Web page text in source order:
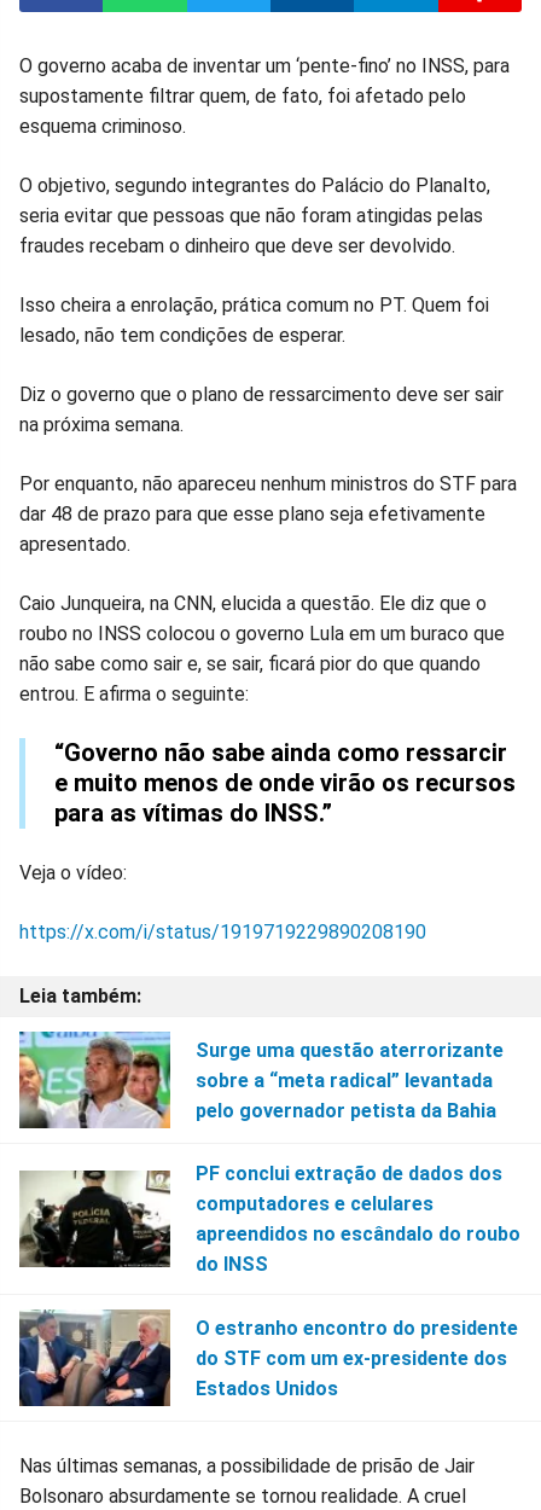
Compartilhar
no
Facebook
Compartilhar
no
Whatsapp
Compartilhar
Twitter
Compartilhar
Messenger
Compartilhar
TelegramGettr
O governo acaba de inventar um ‘pente-fino’ no INSS, para
supostamente filtrar quem, de fato, foi afetado pelo
esquema criminoso.
O objetivo, segundo integrantes do Palácio do Planalto,
seria evitar que pessoas que não foram atingidas pelas
fraudes recebam o dinheiro que deve ser devolvido.
Isso cheira a enrolação, prática comum no PT. Quem foi
lesado, não tem condições de esperar.
Diz o governo que o plano de ressarcimento deve ser sair
na próxima semana.
Por enquanto, não apareceu nenhum ministros do STF para
dar 48 de prazo para que esse plano seja efetivamente
apresentado.
Caio Junqueira, na CNN, elucida a questão. Ele diz que o
roubo no INSS colocou o governo Lula em um buraco que
não sabe como sair e, se sair, ficará pior do que quando
entrou. E afirma o seguinte:
“Governo não sabe ainda como ressarcir
e muito menos de onde virão os recursos
para as vítimas do INSS.”
Veja o vídeo:
https://x.com/i/status/1919719229890208190
Surge uma questão aterrorizante
sobre a “meta radical” levantada
pelo governador petista da Bahia
PF conclui extração de dados dos
computadores e celulares
apreendidos no escândalo do roubo
do INSS
O estranho encontro do presidente
do STF com um ex-presidente dos
Estados Unidos
Nas últimas semanas, a possibilidade de prisão de Jair
Bolsonaro absurdamente se tornou realidade. A cruel